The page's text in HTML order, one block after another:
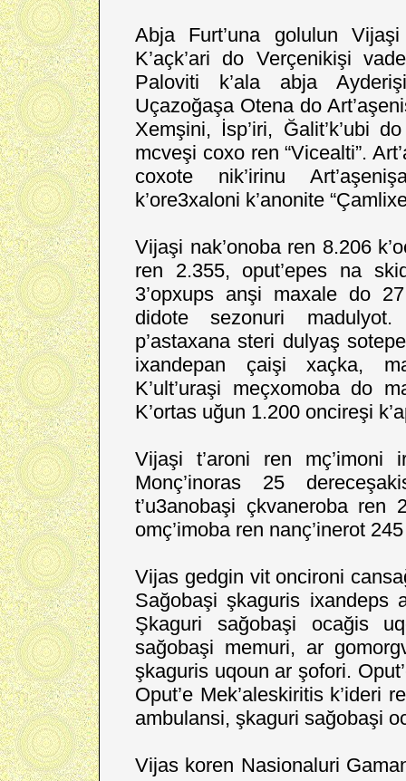
Abja Furt’una golulun
K’açk’ari do Verçenikişi
Paloviti k’ala abja
Uçazoğaşa Otena do
Xemşini, İsp’iri, Ğalit’k’ubi
mcveşi coxo ren “Vicealti”.
coxote nik’irinu
k’ore3xaloni k’anonite
Vijaşi nak’onoba ren 8.206
ren 2.355, oput’epes na
3’opxups anşi maxale do
didote sezonuri
p’astaxana steri dulyaş
ixandepan çaişi xaçka,
K’ult’uraşi meçxomoba do
K’ortas uğun 1.200 oncireşi
Vijaşi t’aroni ren mç’imoni
Monç’inoras 25
t’u3anobaşi çkvaneroba ren
omç’imoba ren nanç’inerot
Vijas gedgin vit oncironi
Sağobaşi şkaguris ixandeps
Şkaguri sağobaşi ocağis
sağobaşi memuri, ar
şkaguris uqoun ar şofori.
Oput’e Mek’aleskiritis k’ideri
ambulansi, şkaguri sağobaşi
Vijas koren Nasionaluri